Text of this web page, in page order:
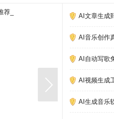
AI文章生成
AI音乐创作
AI自动写歌
AI视频生成
AI生成音乐